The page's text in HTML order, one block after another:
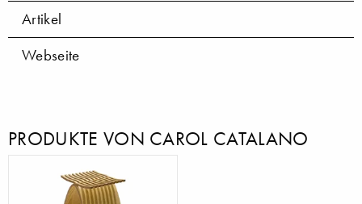
Artikel
Webseite
PRODUKTE VON CAROL CATALANO